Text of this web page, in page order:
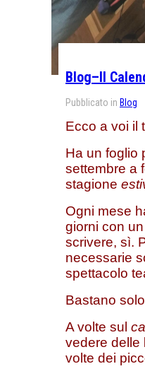
Blog–Il
Pubblicato in Blog
Ecco a voi il
Ha un foglio
settembre a
stagione
Ogni mese
giorni con
scrivere, sì.
necessarie
spettacolo
Bastano
A volte sul
vedere delle
volte dei